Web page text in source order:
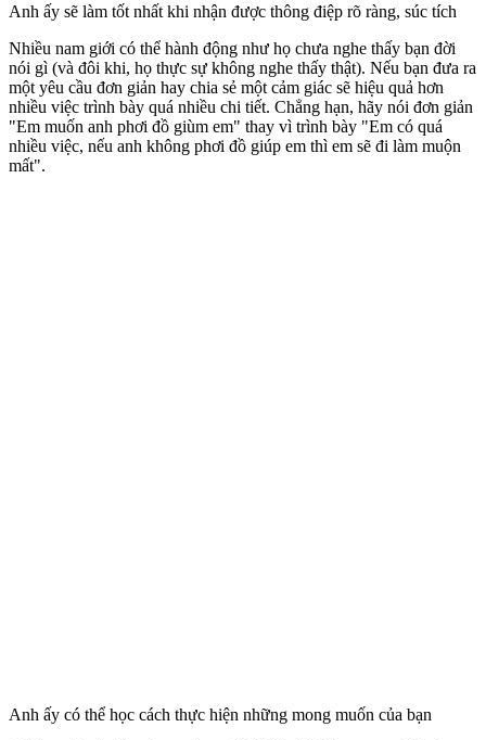
Anh ấy sẽ làm tốt nhất khi nhận được thông điệp rõ ràng, súc tích
Nhiều nam giới có thể hành động như họ chưa nghe thấy bạn đời
nói gì (và đôi khi, họ thực sự không nghe thấy thật). Nếu bạn đưa ra
một yêu cầu đơn giản hay chia sẻ một cảm giác sẽ hiệu quả hơn
nhiều việc trình bày quá nhiều chi tiết. Chẳng hạn, hãy nói đơn giản
"Em muốn anh phơi đồ giùm em" thay vì trình bày "Em có quá
nhiều việc, nếu anh không phơi đồ giúp em thì em sẽ đi làm muộn
mất".
Anh ấy có thể học cách thực hiện những mong muốn của bạn